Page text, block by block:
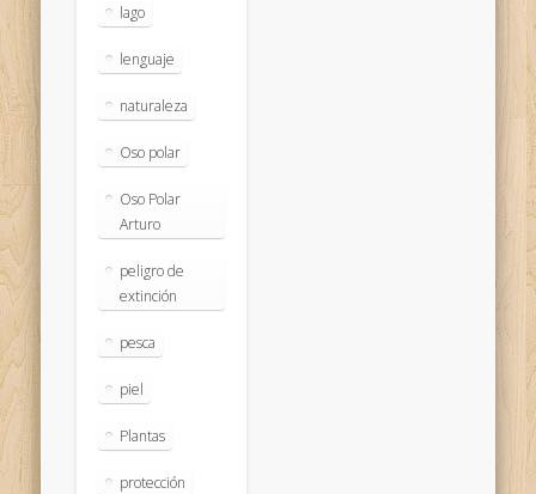
lago
lenguaje
naturaleza
Oso polar
Oso Polar
Arturo
peligro de
extinción
pesca
piel
Plantas
protección